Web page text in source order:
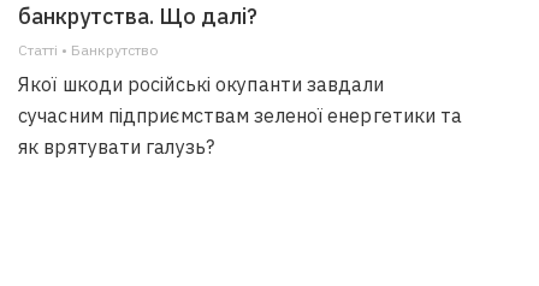
банкрутства. Що далі?
Статті • Банкрутство
Якої шкоди російські окупанти завдали
сучасним підприємствам зеленої енергетики та
як врятувати галузь?